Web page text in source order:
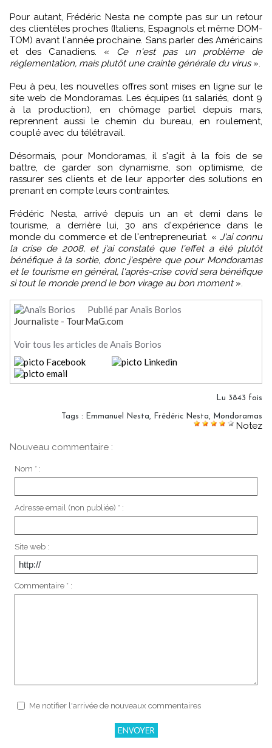
Pour autant, Frédéric Nesta ne compte pas sur un retour
des clientèles proches (Italiens, Espagnols et même DOM-
TOM) avant l'année prochaine. Sans parler des Américains
et des Canadiens. « Ce n'est pas un problème de
réglementation, mais plutôt une crainte générale du virus».
Peu à peu, les nouvelles offres sont mises en ligne sur le
site web de Mondoramas. Les équipes (11 salariés, dont 9
à la production), en chômage partiel depuis mars,
reprennent aussi le chemin du bureau, en roulement,
couplé avec du télétravail.
Désormais, pour Mondoramas, il s'agit à la fois de se
battre, de garder son dynamisme, son optimisme, de
rassurer ses clients et de leur apporter des solutions en
prenant en compte leurs contraintes.
Frédéric Nesta, arrivé depuis un an et demi dans le
tourisme, a derrière lui, 30 ans d'expérience dans le
monde du commerce et de l'entrepreneuriat. « J'ai connu
la crise de 2008, et j'ai constaté que l'effet a été plutôt
bénéfique à la sortie, donc j'espère que pour Mondoramas
et le tourisme en général, l'après-crise covid sera bénéfique
si tout le monde prend le bon virage au bon moment».
Publié par Anaïs Borios
Journaliste - TourMaG.com
Voir tous les articles de Anaïs Borios
Lu 3843 fois
Tags : Emmanuel Nesta, Frédéric Nesta, Mondoramas
Notez
Nouveau commentaire :
Nom * :
Adresse email (non publiée) * :
Site web :
Commentaire * :
Me notifier l'arrivée de nouveaux commentaires